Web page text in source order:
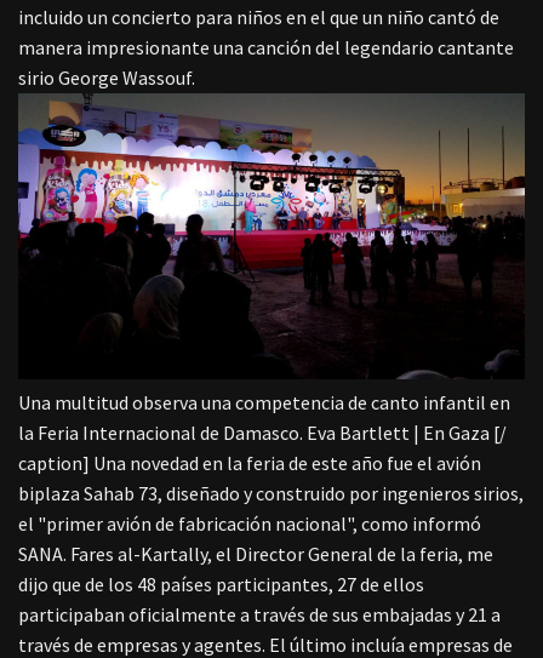
incluido un concierto para niños en el que un niño cantó de
manera impresionante una canción del legendario cantante
sirio George Wassouf.
Una multitud observa una competencia de canto infantil en
la Feria Internacional de Damasco. Eva Bartlett | En Gaza [/
caption] Una novedad en la feria de este año fue el avión
biplaza Sahab 73, diseñado y construido por ingenieros sirios,
el "primer avión de fabricación nacional", como informó
SANA. Fares al-Kartally, el Director General de la feria, me
dijo que de los 48 países participantes, 27 de ellos
participaban oficialmente a través de sus embajadas y 21 a
través de empresas y agentes. El último incluía empresas de